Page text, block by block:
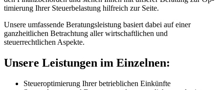
ti­mie­r­ung Ihrer Steuerbelastung hilfreich zur Sei­te.
Unsere umfassende Beratungsleistung ba­siert dabei auf einer
ganzheitlichen Betrachtung al­ler wirtschaftlichen und
steuerrechtlichen As­pek­te.
Unsere Leistungen im Einzelnen:
Steueroptimierung Ihrer betrieblichen Ein­künfte